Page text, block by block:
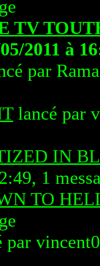
TV
2011 à
par
lancé par
IN
1
TO
par